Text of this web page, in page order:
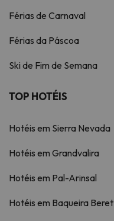
Férias de Carnaval
Férias da Páscoa
Ski de Fim de Semana
TOP HOTÉIS
Hotéis em Sierra Nevada
Hotéis em Grandvalira
Hotéis em Pal-Arinsal
Hotéis em Baqueira Beret